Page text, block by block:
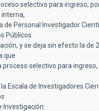
selectivo para ingreso,
de Personal Investigador
Públicos
y se deja sin efecto la de
que
proceso selectivo para
Escala de Investigadores
Investigación.